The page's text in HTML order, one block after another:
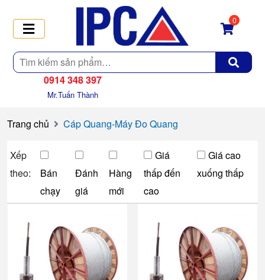
Tìm
kiếm
0
0914 348 397
Mr.Tuấn Thành
Trang chủ Cáp Quang-Máy Đo Quang
Xếp
theo:
Bán
chạy
Đánh
giá
Hàng
mới
Giá
thấp đến
cao
Giá cao
xuống thấp